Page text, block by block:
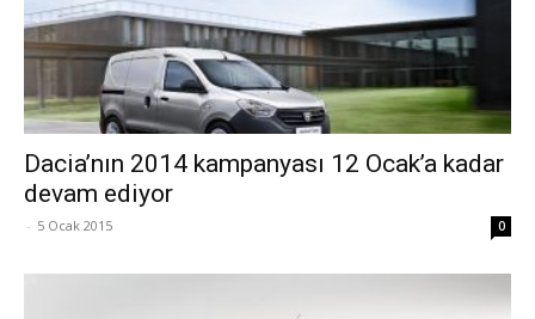
Dacia’nın 2014 kampanyası 12 Ocak’a kadar
devam ediyor
- 5 Ocak 2015 0